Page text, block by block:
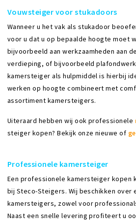
Vouwsteiger voor stukadoors
Wanneer u het vak als stukadoor
voor u dat u op bepaalde hoogte moet
bijvoorbeeld aan werkzaamheden aan
verdieping, of bijvoorbeeld
kamersteiger als hulpmiddel is hierbij
werken op hoogte combineert met
assortiment kamersteigers.
Uiteraard hebben wij ook professionele
steiger kopen? Bekijk onze nieuwe of
Professionele kamersteiger
Een professionele kamersteiger kopen
bij Steco-Steigers. Wij beschikken over
kamersteigers, zowel voor
Naast een snelle levering profiteert u